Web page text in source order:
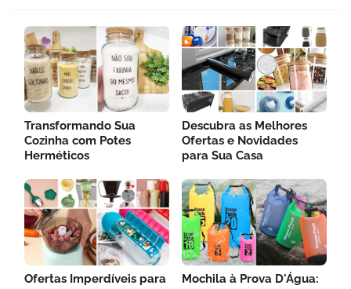
Transformando Sua
Cozinha com Potes
Herméticos
Descubra as Melhores
Ofertas e Novidades
para Sua Casa
Ofertas Imperdíveis para
Mochila à Prova D'Água: